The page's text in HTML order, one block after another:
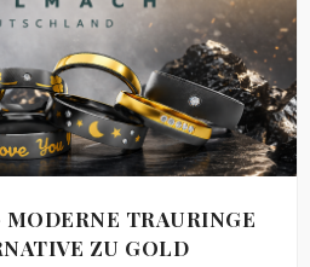
TRAURINGE
ZU GOLD